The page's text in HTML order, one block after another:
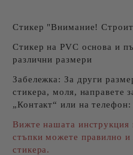
Стикер "Внимание!
Стикер на PVC основа и
различни размери
Забележка: За други
стикера, моля, направете
„Контакт“ или на
Вижте нашата инструкция
стъпки можете правилно и
стикера.